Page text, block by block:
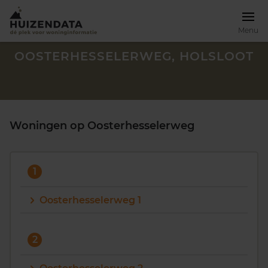
Menu
Zoek een woning
OOSTERHESSELERWEG, HOLSLOOT
Woningen op Oosterhesselerweg
1
Oosterhesselerweg 1
2